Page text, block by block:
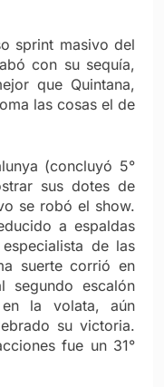
sprint masivo del
con su sequía,
que Quintana,
las cosas el de
(concluyó 5°
sus dotes de
se robó el show.
a espaldas
de las
suerte corrió en
segundo escalón
la volata, aún
su victoria.
fue un 31°